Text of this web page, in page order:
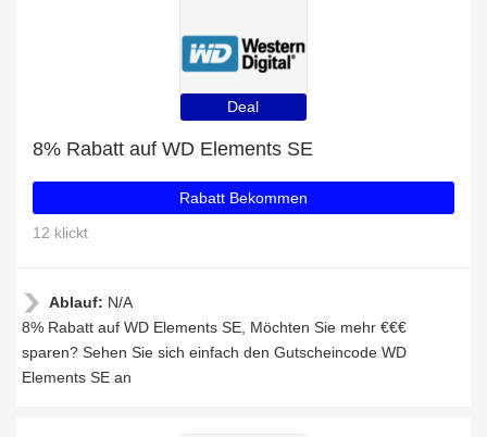
Deal
8% Rabatt auf WD Elements SE
Rabatt Bekommen
12 klickt
Ablauf: N/A
8% Rabatt auf WD Elements SE, Möchten Sie mehr €€€
sparen? Sehen Sie sich einfach den Gutscheincode WD
Elements SE an